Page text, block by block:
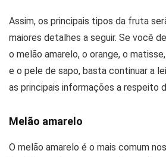
Assim, os principais tipos da fruta
maiores detalhes a seguir. Se você
o melão amarelo, o orange, o
e o pele de sapo, basta continuar a
as principais informações a respeito
Melão amarelo
O melão amarelo é o mais comum